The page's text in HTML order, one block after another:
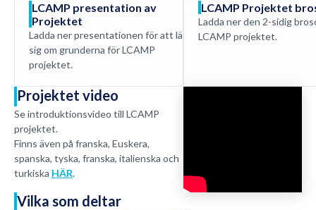
LCAMP presentation av
Projektet
Ladda ner presentationen för att lära
sig om grunderna för LCAMP
projektet.
Ladda
ner
LCAMP Projektet
Ladda ner den 2-sidig
LCAMP projektet.
Projektet video
Se introduktionsvideo till LCAMP
projektet.
Finns även på franska, Euskera,
spanska, tyska, franska, italienska och
turkiska HÄR.
Vilka som deltar